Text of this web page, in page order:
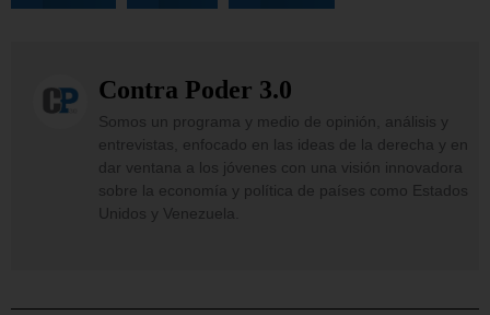
Contra Poder 3.0
Somos un programa y medio de opinión, análisis y
entrevistas, enfocado en las ideas de la derecha y en
dar ventana a los jóvenes con una visión innovadora
sobre la economía y política de países como Estados
Unidos y Venezuela.